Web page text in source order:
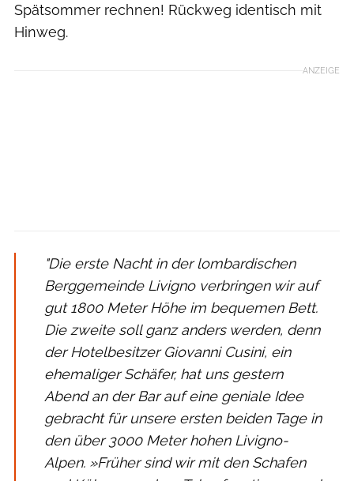
Spätsommer rechnen! Rückweg identisch mit
Hinweg.
ANZEIGE
"Die erste Nacht in der lombardischen
Berggemeinde Livigno verbringen wir auf
gut 1800 Meter Höhe im bequemen Bett.
Die zweite soll ganz anders werden, denn
der Hotelbesitzer Giovanni Cusini, ein
ehemaliger Schäfer, hat uns gestern
Abend an der Bar auf eine geniale Idee
gebracht für unsere ersten beiden Tage in
den über 3000 Meter hohen Livigno-
Alpen. »Früher sind wir mit den Schafen